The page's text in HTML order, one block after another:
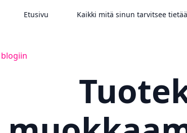
Etusivu Kaikki mitä sinun tarvitsee tietää